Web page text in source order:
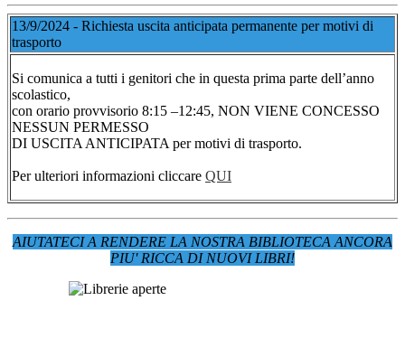
13/9/2024 - Richiesta uscita anticipata permanente per motivi di
trasporto
Si comunica a tutti i genitori che in questa prima parte dell’anno
scolastico,
con orario provvisorio 8:15 –12:45, NON VIENE CONCESSO
NESSUN PERMESSO
DI USCITA ANTICIPATA per motivi di trasporto.
Per ulteriori informazioni cliccare QUI
AIUTATECI A RENDERE LA NOSTRA BIBLIOTECA ANCORA
PIU' RICCA DI NUOVI LIBRI!